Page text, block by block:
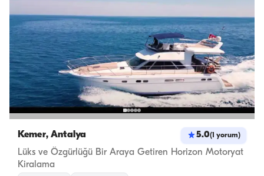
Kemer, Antalya 5.0(1 yorum)
Lüks ve Özgürlüğü Bir Araya Getiren Horizon Motoryat
Kiralama